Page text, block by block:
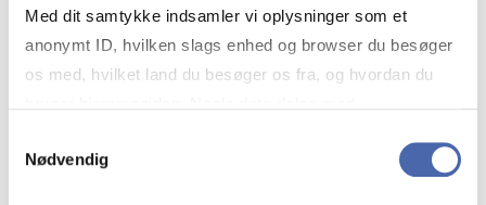
Med dit samtykke indsamler vi oplysninger som et
anonymt ID, hvilken slags enhed og browser du besøger
os med, hvilket land du besøger os fra, og hvordan du
markedsføring. Du bestemmer selv - og kan altid trække
Nødvendig
effektivitet og…
Økonomi og matematik Kultur og samfund